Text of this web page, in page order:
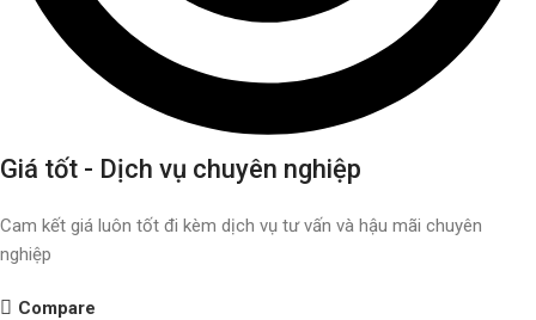
Giá tốt - Dịch vụ chuyên nghiệp
Cam kết giá luôn tốt đi kèm dịch vụ tư vấn và hậu mãi chuyên
nghiệp
Compare